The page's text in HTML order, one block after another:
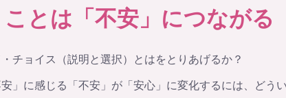
ことは「不安」につながる
チョイス（説明と選択）とはをとりあげるか？
」に感じる「不安」が「安心」に変化するには、どう